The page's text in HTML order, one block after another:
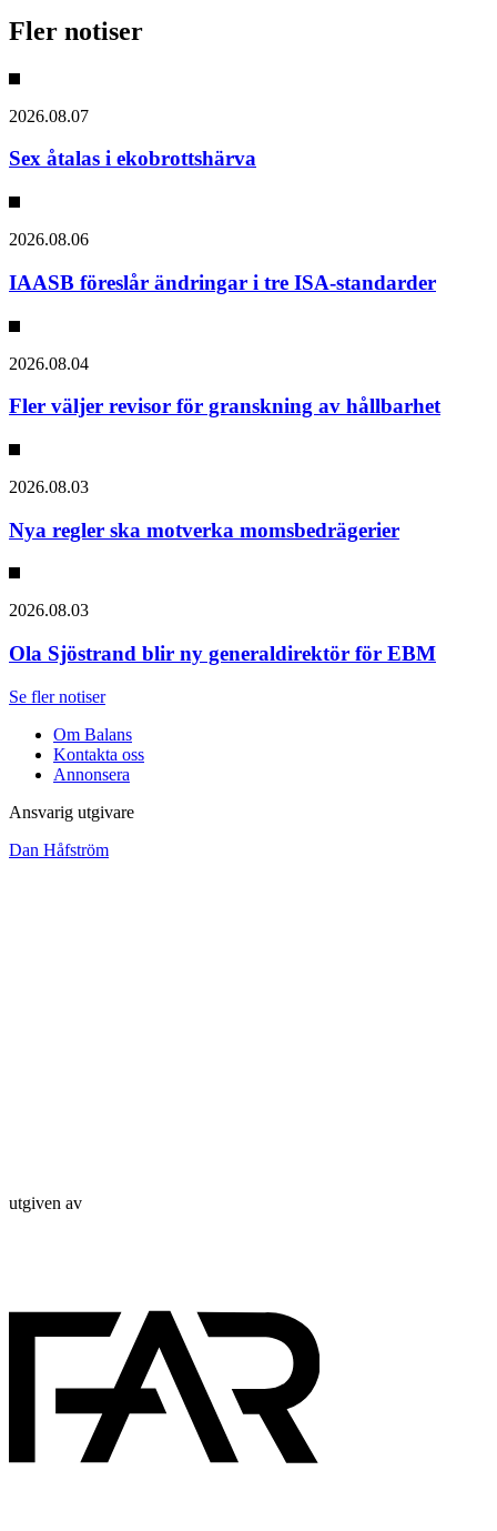
Fler notiser
2026.08.07
Sex åtalas i ekobrottshärva
2026.08.06
IAASB föreslår ändringar i tre ISA-standarder
2026.08.04
Fler väljer revisor för granskning av hållbarhet
2026.08.03
Nya regler ska motverka momsbedrägerier
2026.08.03
Ola Sjöstrand blir ny generaldirektör för EBM
Se fler notiser
Om Balans
Kontakta oss
Annonsera
Ansvarig utgivare
Dan Håfström
utgiven av